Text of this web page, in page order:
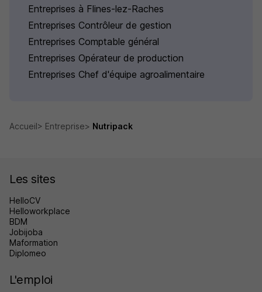
Entreprises à Flines-lez-Raches
Entreprises Contrôleur de gestion
Entreprises Comptable général
Entreprises Opérateur de production
Entreprises Chef d'équipe agroalimentaire
Accueil Entreprise Nutripack
Les sites
HelloCV
Helloworkplace
BDM
Jobijoba
Maformation
Diplomeo
L'emploi